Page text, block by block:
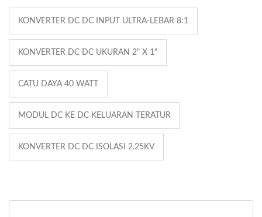
KONVERTER DC DC INPUT ULTRA-LEBAR 8:1
KONVERTER DC DC UKURAN 2" X 1"
CATU DAYA 40 WATT
MODUL DC KE DC KELUARAN TERATUR
KONVERTER DC DC ISOLASI 2.25KV